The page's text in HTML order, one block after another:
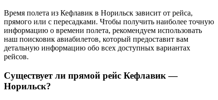
Время полета из Кефлавик в Норильск зависит от рейса,
прямого или с пересадками. Чтобы получить наиболее точную
информацию о времени полета, рекомендуем использовать
наш поисковик авиабилетов, который предоставит вам
детальную информацию обо всех доступных вариантах
рейсов.
Существует ли прямой рейс Кефлавик —
Норильск?